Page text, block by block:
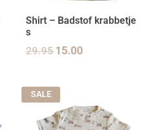
Shirt – Badstof krabbetje
s
29.9515.00
SALE